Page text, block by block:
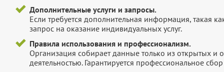
Дополнительные услуги и запросы.
Если требуется дополнительная информация, такая
запрос на оказание индивидуальных услуг.
Правила использования и профессионализм.
Организация собирает данные только из открытых и
деятельностью. Гарантируется профессиональное